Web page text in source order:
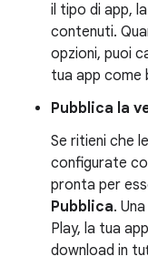
il tipo di app,
contenuti.
opzioni, puoi
tua app come
Pubblica la
Se ritieni che
configurate
pronta per
Pubblica.
Play, la tua
download in